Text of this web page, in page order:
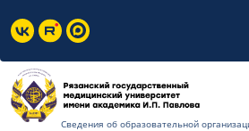
Сведения об образовательной